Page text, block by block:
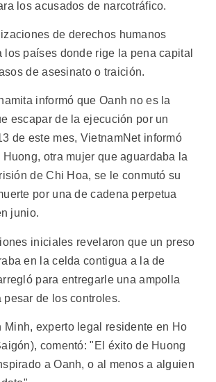
los acusados de narcotráfico.
de derechos humanos
los países donde rige la pena capital
de asesinato o traición.
informó que Oanh no es la
escapar de la ejecución por un
de este mes, VietnamNet informó
otra mujer que aguardaba la
de Chi Hoa, se le conmutó su
por una de cadena perpetua
junio.
iniciales revelaron que un preso
en la celda contigua a la de
para entregarle una ampolla
pesar de los controles.
Minh, experto legal residente en Ho
comentó: "El éxito de Huong
a Oanh, o al menos a alguien